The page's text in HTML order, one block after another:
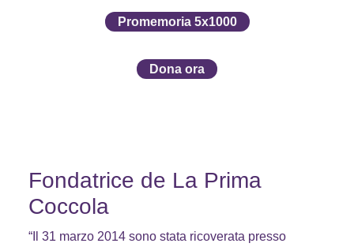
Promemoria 5x1000
Dona ora
Fondatrice de La Prima
Coccola
“Il 31 marzo 2014 sono stata ricoverata presso